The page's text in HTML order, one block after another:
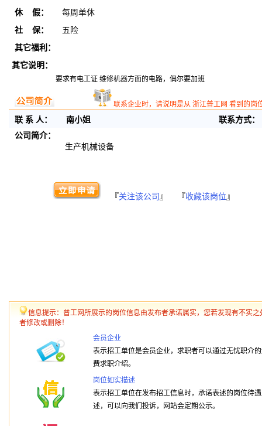
休 假：
每周单休
社 保：
五险
其它福利：
其它说明：
要求有电工证 维修机器方面的电路，偶尔要加班
联系企业时，请说明是从 浙江普工网 看到的岗
联 系 人： 南小姐
联系方式：
公司简介：
生产机械设备
『关注该公司 』 『收藏该岗位 』
信息提示：普工网所展示的岗位信息由发布者承诺属实，您若发现有不实
者修改或删除！
会员企业
表示招工单位是会员企业，求职者可以通过无忧职介
费求职介绍。
岗位如实描述
表示招工单位在发布招工信息时，承诺表述的岗位待
述，可以向我们投诉，网站会定期公示。